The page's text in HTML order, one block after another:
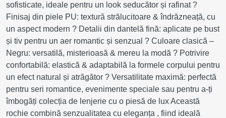
sofisticate, ideale pentru un look seducător și rafinat ?
Finisaj din piele PU: textură strălucitoare & îndrăzneață, cu
un aspect modern ? Detalii din dantelă fină: aplicate pe bust
și tiv pentru un aer romantic și senzual ? Culoare clasică –
Negru: versatilă, misterioasă & mereu la modă ? Potrivire
confortabilă: elastică & adaptabilă la formele corpului pentru
un efect natural și atrăgător ? Versatilitate maximă: perfectă
pentru seri romantice, evenimente speciale sau pentru a-ți
îmbogăți colecția de lenjerie cu o piesă de lux Această
rochie combină senzualitatea cu eleganța , fiind ideală